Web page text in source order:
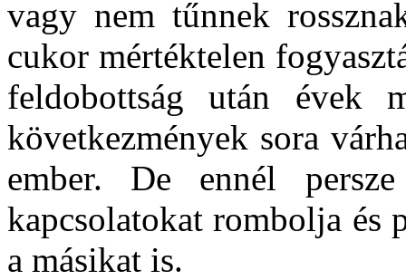
vagy nem tűnnek
cukor mértéktelen
feldobottság után évek
következmények sora
ember. De ennél
kapcsolatokat rombolja és
a másikat is.